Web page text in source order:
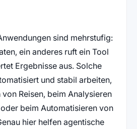
sind mehrstufig:
ein anderes ruft ein Tool
Ergebnisse aus. Solche
und stabil arbeiten,
Reisen, beim Analysieren
beim Automatisieren von
hier helfen agentische